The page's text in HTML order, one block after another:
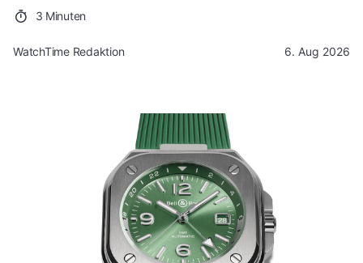
3 Minuten
WatchTime Redaktion 6. Aug 2026